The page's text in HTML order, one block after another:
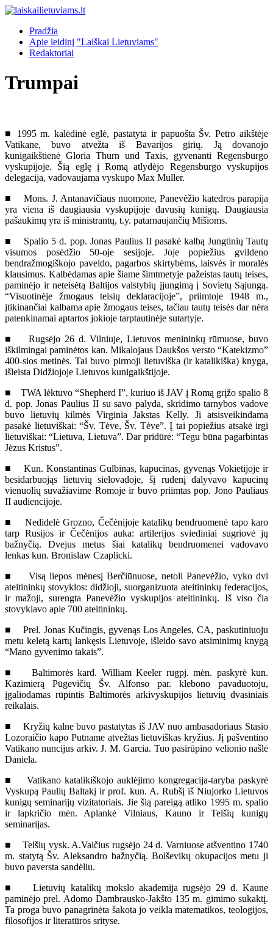
Pradžia
Apie leidinį "Laiškai Lietuviams"
Redaktoriai
Trumpai
■ 1995 m. kalėdinė eglė, pastatyta ir papuošta Šv. Petro aikštėje
Vatikane, buvo atvežta iš Bavarijos girių. Ją dovanojo
kunigaikštienė Gloria Thurn und Taxis, gyvenanti Regensburgo
vyskupijoje. Šią eglę į Romą atlydėjo Regensburgo vyskupijos
delegacija, vadovaujama vyskupo Max Muller.
■ Mons. J. Antanavičiaus nuomone, Panevėžio katedros parapija
yra viena iš daugiausia vyskupijoje davusių kunigų. Daugiausia
pašaukimų yra iš ministrantų, t.y. patarnaujančių Mišioms.
■ Spalio 5 d. pop. Jonas Paulius II pasakė kalbą Jungtinių Tautų
visumos posėdžio 50-oje sesijoje. Joje popiežius gvildeno
bendražmogiškojo paveldo, pagarbos skirtybėms, laisvės ir moralės
klausimus. Kalbėdamas apie šiame šimtmetyje pažeistas tautų teises,
paminėjo ir neteisėtą Baltijos valstybių įjungimą į Sovietų Sąjungą.
“Visuotinėje žmogaus teisių deklaracijoje”, priimtoje 1948 m.,
įtikinančiai kalbama apie žmogaus teises, tačiau tautų teisės dar nėra
patenkinamai aptartos jokioje tarptautinėje sutartyje.
■ Rugsėjo 26 d. Vilniuje, Lietuvos menininkų rūmuose, buvo
iškilmingai paminėtos kan. Mikalojaus Daukšos versto “Katekizmo”
400-sios metinės. Tai buvo pirmoji lietuviška (ir katalikiška) knyga,
išleista Didžiojoje Lietuvos kunigaikštijoje.
■ TWA lėktuvo “Shepherd I”, kuriuo iš JAV į Romą grįžo spalio 8
d. pop. Jonas Paulius II su savo palyda, skridimo tarnybos vadove
buvo lietuvių kilmės Virginia Jakstas Kelly. Ji atsisveikindama
pasakė lietuviškai: “Šv. Tėve, Šv. Tėve”. Į tai popiežius atsakė irgi
lietuviškai: “Lietuva, Lietuva”. Dar pridūrė: “Tegu būna pagarbintas
Jėzus Kristus”.
■ Kun. Konstantinas Gulbinas, kapucinas, gyvenąs Vokietijoje ir
besidarbuojąs lietuvių sielovadoje, šį rudenį dalyvavo kapucinų
vienuolių suvažiavime Romoje ir buvo priimtas pop. Jono Pauliaus
II audiencijoje.
■ Nedidelė Grozno, Čečėnijoje katalikų bendruomenė tapo karo
tarp Rusijos ir Čečėnijos auka: artilerijos sviediniai sugriovė jų
bažnyčią. Dvejus metus šiai katalikų bendruomenei vadovavo
lenkas kun. Bronislaw Czaplicki.
■ Visą liepos mėnesį Berčiūnuose, netoli Panevėžio, vyko dvi
ateitininkų stovyklos: didžioji, suorganizuota ateitininkų federacijos,
ir mažoji, surengta Panevėžio vyskupijos ateitininkų. Iš viso čia
stovyklavo apie 700 ateitininkų.
■ Prel. Jonas Kučingis, gyvenąs Los Angeles, CA, paskutiniuoju
metu keletą kartų lankęsis Lietuvoje, išleido savo atsiminimų knygą
“Mano gyvenimo takais”.
■ Baltimorės kard. William Keeler rugpj. mėn. paskyrė kun.
Kazimierą Pūgevičių Šv. Alfonso par. klebono pavaduotoju,
įgaliodamas rūpintis Baltimorės arkivyskupijos lietuvių dvasiniais
reikalais.
■ Kryžių kalne buvo pastatytas iš JAV nuo ambasadoriaus Stasio
Lozoraičio kapo Putname atvežtas lietuviškas kryžius. Jį pašventino
Vatikano nuncijus arkiv. J. M. Garcia. Tuo pasirūpino velionio našlė
Daniela.
■ Vatikano katalikiškojo auklėjimo kongregacija-taryba paskyrė
Vyskupą Paulių Baltakį ir prof. kun. A. Rubšį iš Niujorko Lietuvos
kunigų seminarijų vizitatoriais. Jie šią pareigą atliko 1995 m. spalio
ir lapkričio mėn. Aplankė Vilniaus, Kauno ir Telšių kunigų
seminarijas.
■ Telšių vysk. A.Vaičius rugsėjo 24 d. Varniuose atšventino 1740
m. statytą Šv. Aleksandro bažnyčią. Bolševikų okupacijos metu ji
buvo paversta sandėliu.
■ Lietuvių katalikų mokslo akademija rugsėjo 29 d. Kaune
paminėjo prel. Adomo Dambrausko-Jakšto 135 m. gimimo sukaktį.
Ta proga buvo panagrinėta šakota jo veikla matematikos, teologijos,
filosofijos ir literatūros srityse.